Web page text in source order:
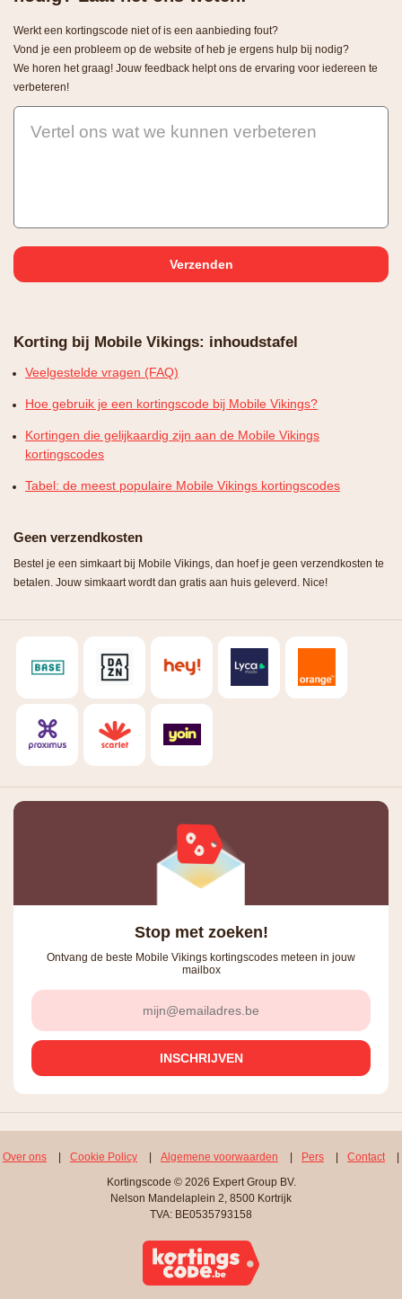
Werkt een kortingscode niet of is een aanbieding fout?
Vond je een probleem op de website of heb je ergens hulp bij nodig?
We horen het graag! Jouw feedback helpt ons de ervaring voor iedereen te
verbeteren!
Vertel ons wat we kunnen verbeteren
Korting bij Mobile Vikings: inhoudstafel
Veelgestelde vragen (FAQ)
Hoe gebruik je een kortingscode bij Mobile Vikings?
Kortingen die gelijkaardig zijn aan de Mobile Vikings
kortingscodes
Tabel: de meest populaire Mobile Vikings kortingscodes
Geen verzendkosten
Bestel je een simkaart bij Mobile Vikings, dan hoef je geen verzendkosten te
betalen. Jouw simkaart wordt dan gratis aan huis geleverd. Nice!
Stop met zoeken!
Ontvang de beste Mobile Vikings kortingscodes meteen in jouw
mailbox
Over ons Cookie Policy Algemene voorwaarden Pers Contact
Kortingscode © 2026 Expert Group BV.
Nelson Mandelaplein 2, 8500 Kortrijk
TVA: BE0535793158